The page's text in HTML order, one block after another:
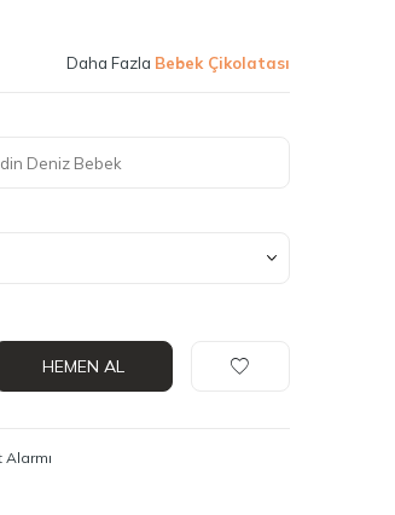
Daha Fazla Bebek Çikolatası
HEMEN AL
Alarmı